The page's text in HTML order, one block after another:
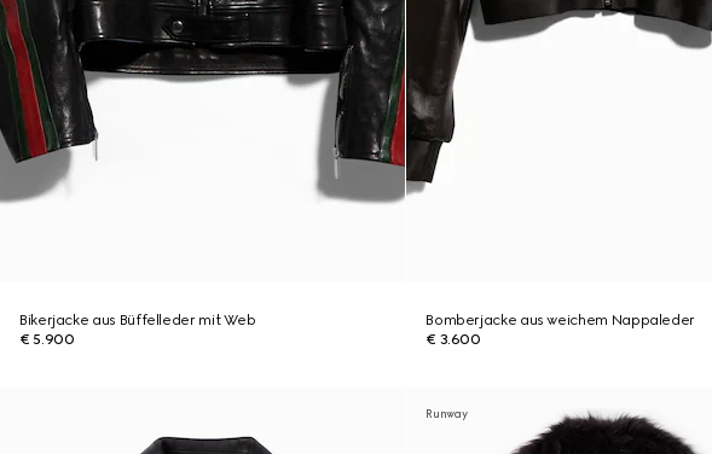
Bikerjacke aus Büffelleder mit Web
€ 5.900
Bomberjacke aus weichem Nappaleder
€ 3.600
Runway